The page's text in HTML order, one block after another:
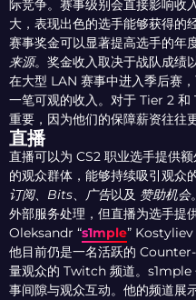
际竞争。赛事级别会直接影响收
大，表现出色的选手能够获得的
赛事奖金可以显著提高选手的年
来源。奖金收入取决于战队成绩
在大型 LAN 赛事中进入季后赛
一笔可观的收入。对于 Tier 2
重要，因为他们的保障薪资往往更
直播
直播可以为 CS2 职业选手提供
的观众群体，能够持续吸引观
订阅、 Bits、 广告以及 赞助机会
外部服务处理，但直播为选手提
Oleksandr “s1mple” Kostyliev
他目前仍是一名活跃的
量观众的 Twitch 频道。s1mple
事间隙与观众互动。他的频道展